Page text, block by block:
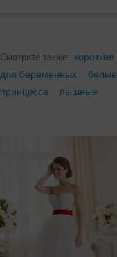
Смотрите также: короткие
для беременных
белые
принцесса
пышные